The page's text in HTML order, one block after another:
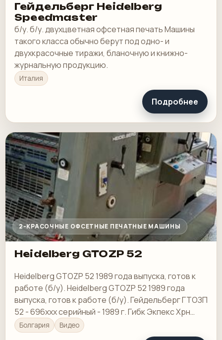
Гейдельберг Heidelberg
Speedmaster
б/у. б/у. двухцветная офсетная печать Машины
такого класса обычно берут под одно- и
двухкрасочные тиражи, бланочную и книжно-
журнальную продукцию.
Италия
Подробнее
2-КРАСОЧНЫЕ ОФСЕТНЫЕ ПЕЧАТНЫЕ МАШИНЫ
Heidelberg GTOZP 52
Heidelberg GTOZP 52 1989 года выпуска, готов к
работе (б/у). Heidelberg GTOZP 52 1989 года
выпуска, готов к работе (б/у). Гейдельберг ГТОЗП
52 - 696ххх серийный - 1989 г. Гибк Экпекс Хрн
Цгеп
Болгария Видео